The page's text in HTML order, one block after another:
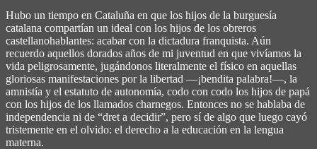
Hubo un tiempo en Cataluña en que los hijos de la burguesía
catalana compartían un ideal con los hijos de los obreros
castellanohablantes: acabar con la dictadura franquista. Aún
recuerdo aquellos dorados años de mi juventud en que vivíamos la
vida peligrosamente, jugándonos literalmente el físico en aquellas
gloriosas manifestaciones por la libertad ―¡bendita palabra!―, la
amnistía y el estatuto de autonomía, codo con codo los hijos de papá
con los hijos de los llamados charnegos. Entonces no se hablaba de
independencia ni de “dret a decidir”, pero sí de algo que luego cayó
tristemente en el olvido: el derecho a la educación en la lengua
materna.